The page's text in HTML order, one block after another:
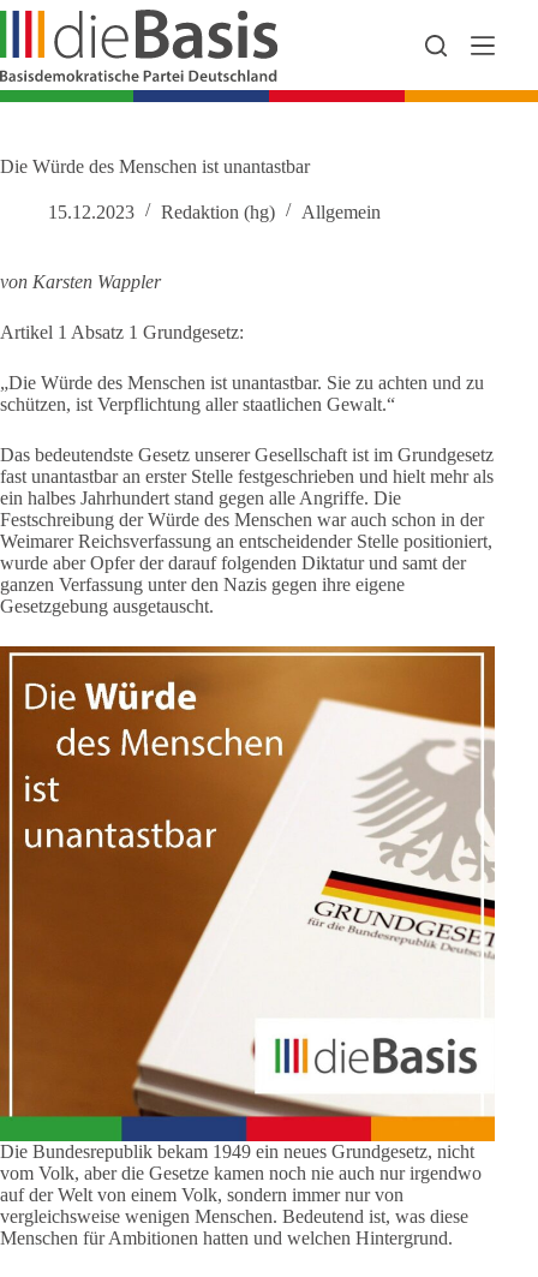
Zum
springen
Die Würde des Menschen ist unantastbar
15.12.2023 Redaktion (hg) Allgemein
von Karsten Wappler
Artikel 1 Absatz 1 Grundgesetz:
„Die Würde des Menschen ist unantastbar. Sie zu achten und zu
schützen, ist Verpflichtung aller staatlichen Gewalt.“
Das bedeutendste Gesetz unserer Gesellschaft ist im Grundgesetz
fast unantastbar an erster Stelle festgeschrieben und hielt mehr als
ein halbes Jahrhundert stand gegen alle Angriffe. Die
Festschreibung der Würde des Menschen war auch schon in der
Weimarer Reichsverfassung an entscheidender Stelle positioniert,
wurde aber Opfer der darauf folgenden Diktatur und samt der
ganzen Verfassung unter den Nazis gegen ihre eigene
Gesetzgebung ausgetauscht.
Die Bundesrepublik bekam 1949 ein neues Grundgesetz, nicht
vom Volk, aber die Gesetze kamen noch nie auch nur irgendwo
auf der Welt von einem Volk, sondern immer nur von
vergleichsweise wenigen Menschen. Bedeutend ist, was diese
Menschen für Ambitionen hatten und welchen Hintergrund.